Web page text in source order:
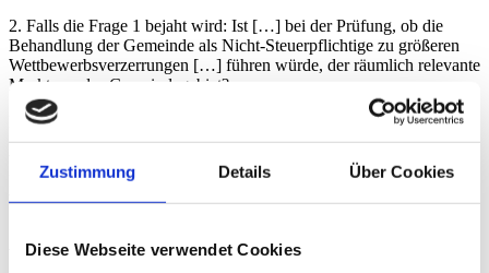
Zustimmung Details Über Cookies
Diese Webseite verwendet Cookies
2. Falls die Frage 1 bejaht wird: Ist […] bei der Prüfung, ob die
Behandlung der Gemeinde als Nicht-Steuerpflichtige zu größeren
Wettbewerbsverzerrungen […] führen würde, der räumlich relevante
Markt nur das Gemeindegebiet?
Leider hat der EuGH zur zweiten Frage des BFH nicht mehr
Stellung genommen. Da schon kein Leistungsaustausch vorliegt,
brauchte der EuGH zur Frage der Unternehmereigenschaft der
Kurgemeinde sowie zur Beurteilung der größeren
Wettbewerbsverzerrung nicht mehr Stellung zu nehmen.
Änderungen für Kureinrichtungen